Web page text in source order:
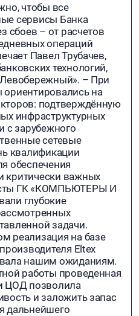
чтобы все
сервисы Банка
сбоев – от расчетов
операций
Павел Трубачев,
технологий,
– При
на
подтверждённую
инфраструктурных
с зарубежного
сетевые
квалификации
обеспечения
критически важных
ГК «КОМПЬЮТЕРЫ И
глубокие
задачи.
реализация на базе
Eltex
нашим ожиданиям.
работы проведенная
ЦОД позволила
и заложить запас
дальнейшего